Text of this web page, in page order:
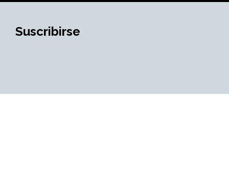
Suscribirse